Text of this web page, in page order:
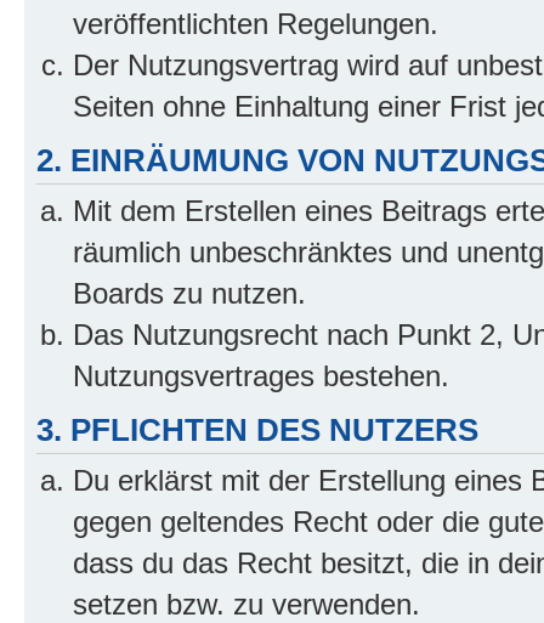
veröffentlichten Regelungen.
Der Nutzungsvertrag wird auf
Seiten ohne Einhaltung einer Frist
2. EINRÄUMUNG VON
Mit dem Erstellen eines Beitrags
räumlich unbeschränktes und
Boards zu nutzen.
Das Nutzungsrecht nach Punkt 2,
Nutzungsvertrages bestehen.
3. PFLICHTEN DES NUTZERS
Du erklärst mit der Erstellung eines
gegen geltendes Recht oder die
dass du das Recht besitzt, die in
setzen bzw. zu verwenden.